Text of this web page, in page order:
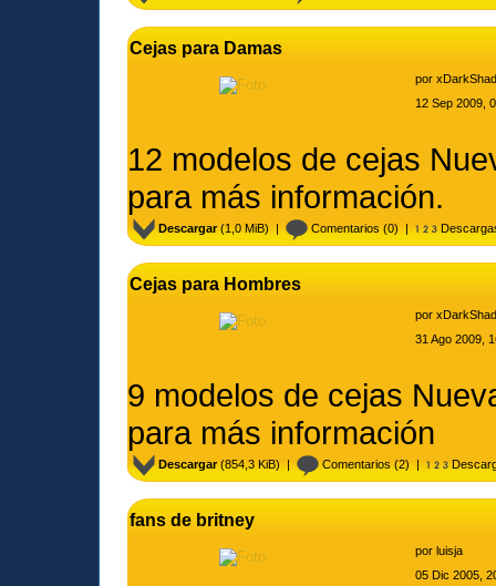
Cejas para Damas
por
12 Sep 2009,
12 modelos de cejas
para más información.
Descargar(1,0 MiB) | Comentarios (0) |
Cejas para Hombres
por
31 Ago 2009,
9 modelos de cejas
para más información
Descargar(854,3 KiB) | Comentarios (2) |
fans de britney
por luisja
05 Dic 2005,